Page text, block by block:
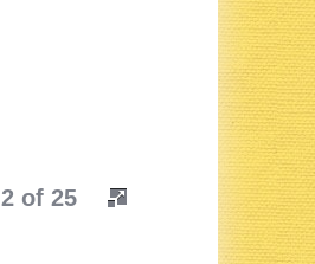
2 of 25